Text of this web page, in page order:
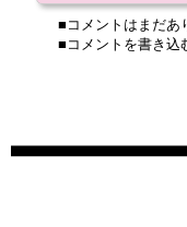
■コメントはまだあ
■コメントを書き込